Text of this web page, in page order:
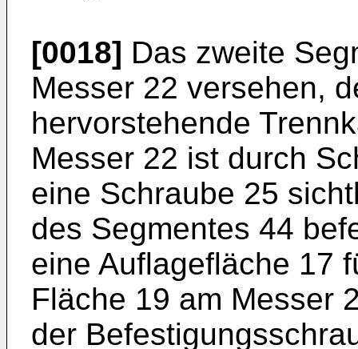
[0018] Das zweite
Messer 22 versehen,
hervorstehende
Messer 22 ist durch
eine Schraube 25
des Segmentes 44
eine Auflagefläche 17
Fläche 19 am Messer
der